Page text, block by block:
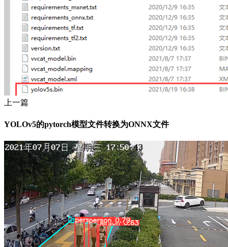
上一篇
YOLOv5的pytorch模型文件转换为ONNX文件